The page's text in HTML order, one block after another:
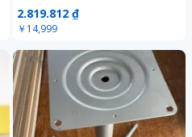
2.819.812 ₫
￥14,999